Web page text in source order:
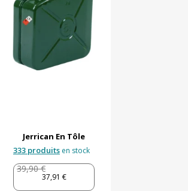
Jerrican En Tôle
333 produits en stock
39,90 €
37,91 €